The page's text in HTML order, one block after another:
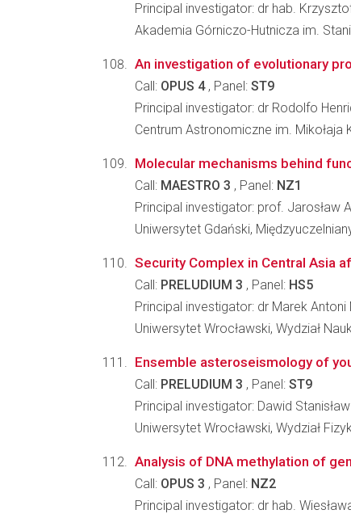
Principal investigator: dr hab.
Akademia Górniczo-Hutnicza im.
An investigation of evolutionary
Call: OPUS 4, Panel: ST9
Principal investigator: dr Rodolfo
Centrum Astronomiczne im. Mikołaja
Molecular mechanisms behind
Call: MAESTRO 3 , Panel: NZ1
Principal investigator: prof. Jarosław
Uniwersytet Gdański,
Security Complex in Central Asia
Call: PRELUDIUM 3 , Panel: HS5
Principal investigator: dr Marek Antoni
Uniwersytet Wrocławski, Wydział
Ensemble asteroseismology of
Call: PRELUDIUM 3 , Panel: ST9
Principal investigator: Dawid
Uniwersytet Wrocławski, Wydział
Analysis of DNA methylation of
Call: OPUS 3 , Panel: NZ2
Principal investigator: dr hab.